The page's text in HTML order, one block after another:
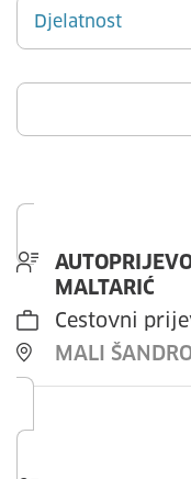
Djelatnost
MALI
MALTARIĆ
Cestovni